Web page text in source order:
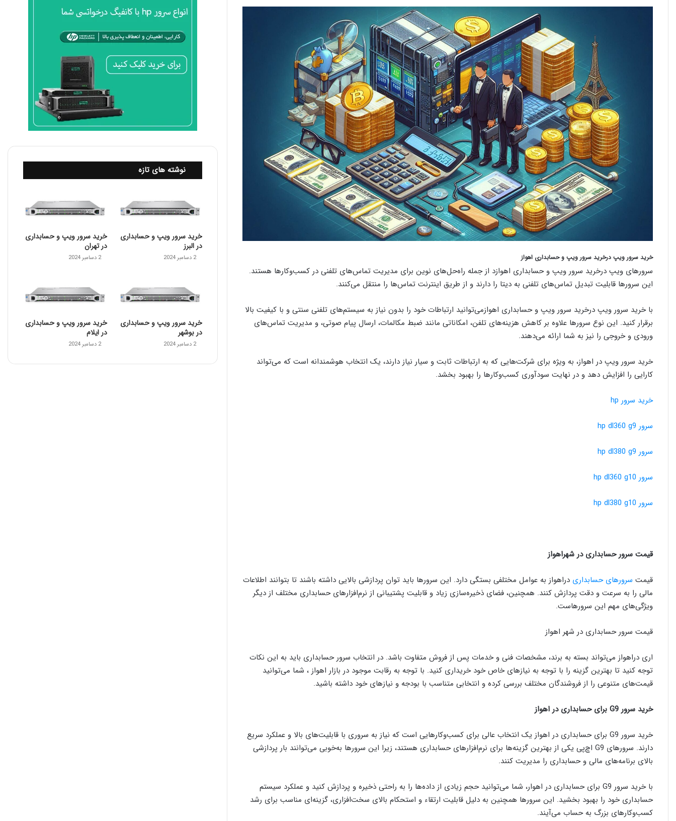
خرید سرور ویپ درخرید سرور ویپ و حسابداری اهواز
سرورهای ویپ درخرید سرور ویپ و حسابداری اهوازد از جمله راه‌حل‌های نوین برای مدیریت تماس‌های تلفنی در کسب‌وکارها هستند.
این سرورها قابلیت تبدیل تماس‌های تلفنی به دیتا را دارند و از طریق اینترنت تماس‌ها را منتقل می‌کنند.
با خرید سرور ویپ درخرید سرور ویپ و حسابداری اهوازمی‌توانید ارتباطات خود را بدون نیاز به سیستم‌های تلفنی سنتی و با کیفیت بالا
برقرار کنید. این نوع سرورها علاوه بر کاهش هزینه‌های تلفن، امکاناتی مانند ضبط مکالمات، ارسال پیام صوتی، و مدیریت تماس‌های
ورودی و خروجی را نیز به شما ارائه می‌دهند.
خرید سرور ویپ در اهواز، به ویژه برای شرکت‌هایی که به ارتباطات ثابت و سیار نیاز دارند، یک انتخاب هوشمندانه است که می‌تواند
کارایی را افزایش دهد و در نهایت سودآوری کسب‌وکارها را بهبود بخشد.
خرید سرور hp
سرور hp dl360 g9
سرور hp dl380 g9
سرور hp dl360 g10
سرور hp dl380 g10
قیمت سرور حسابداری در شهراهواز
قیمت سرورهای حسابداری دراهواز به عوامل مختلفی بستگی دارد. این سرورها باید توان پردازشی بالایی داشته باشند تا بتوانند اطلاعات
مالی را به سرعت و دقت پردازش کنند. همچنین، فضای ذخیره‌سازی زیاد و قابلیت پشتیبانی از نرم‌افزارهای حسابداری مختلف از دیگر
ویژگی‌های مهم این سرورهاست.
قیمت سرور حسابداری در شهر اهواز
اری دراهواز می‌تواند بسته به برند، مشخصات فنی و خدمات پس از فروش متفاوت باشد. در انتخاب سرور حسابداری باید به این نکات
توجه کنید تا بهترین گزینه را با توجه به نیازهای خاص خود خریداری کنید. با توجه به رقابت موجود در بازار اهواز ، شما می‌توانید
قیمت‌های متنوعی را از فروشندگان مختلف بررسی کرده و انتخابی متناسب با بودجه و نیازهای خود داشته باشید.
خرید سرور G9 برای حسابداری در اهواز
خرید سرور G9 برای حسابداری در اهواز یک انتخاب عالی برای کسب‌وکارهایی است که نیاز به سروری با قابلیت‌های بالا و عملکرد سریع
دارند. سرورهای G9 اچ‌پی یکی از بهترین گزینه‌ها برای نرم‌افزارهای حسابداری هستند، زیرا این سرورها به‌خوبی می‌توانند بار پردازشی
بالای برنامه‌های مالی و حسابداری را مدیریت کنند.
با خرید سرور G9 برای حسابداری در اهوار، شما می‌توانید حجم زیادی از داده‌ها را به راحتی ذخیره و پردازش کنید و عملکرد سیستم
حسابداری خود را بهبود بخشید. این سرورها همچنین به دلیل قابلیت ارتقاء و استحکام بالای سخت‌افزاری، گزینه‌ای مناسب برای رشد
کسب‌وکارهای بزرگ به حساب می‌آیند.
نوشته های تازه
خرید سرور ویپ و حسابداری
در البرز
2 دسامبر 2024
خرید سرور ویپ و حسابداری
در تهران
2 دسامبر 2024
خرید سرور ویپ و حسابداری
در بوشهر
2 دسامبر 2024
خرید سرور ویپ و حسابداری
در ایلام
2 دسامبر 2024